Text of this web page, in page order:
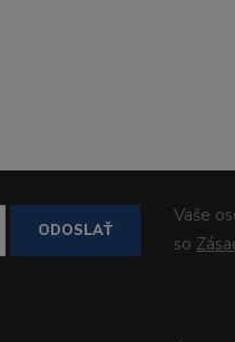
ODOSLAŤ
Vaše
so